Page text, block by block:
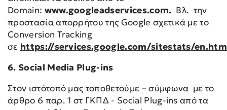
Domain: www.googleadservices.com. Βλ. την
προστασία απορρήτου της Google σχετικά με το
Conversion Tracking
σε https://services.google.com/sitestats/
6. Social Media Plug-ins
Στον ιστότοπό μας τοποθετούμε – σύμφωνα με το
άρθρο 6 παρ. 1 στ ΓΚΠΔ - Social Plug-ins από τα